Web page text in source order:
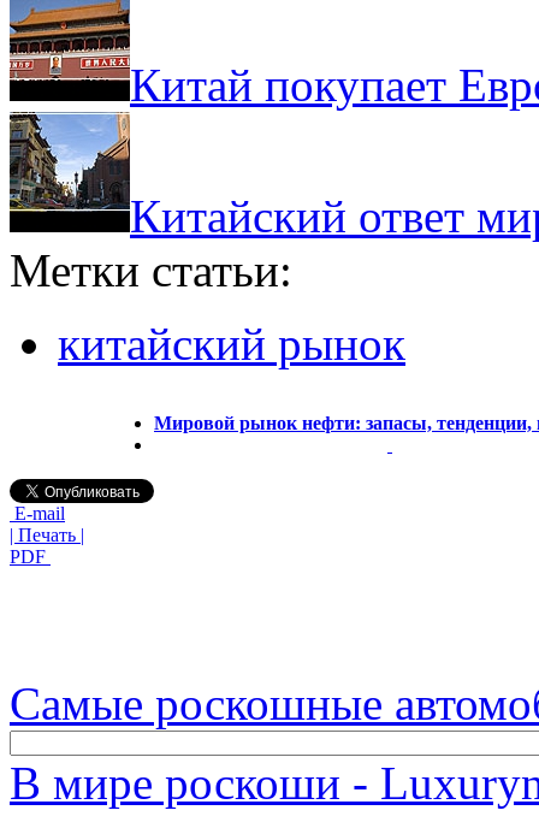
Китай покупает
Китайский ответ
Метки статьи:
китайский рынок
Мировой рынок нефти: запасы,
E-mail
| Печать |
PDF
Самые роскошные
В мире роскоши -